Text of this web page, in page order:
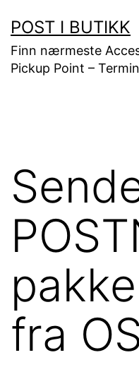
til
innhold
POST I BUTIKK
Finn nærmeste
Pickup Point –
fra